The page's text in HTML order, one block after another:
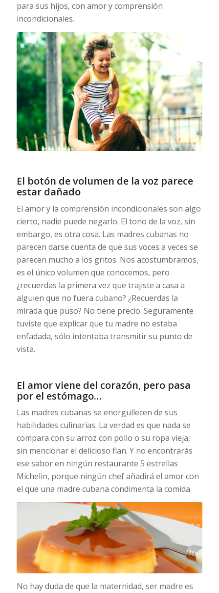
para sus hijos, con amor y comprensión
incondicionales.
El botón de volumen de la voz parece
estar dañado
El amor y la comprensión incondicionales son algo
cierto, nadie puede negarlo. El tono de la voz, sin
embargo, es otra cosa. Las madres cubanas no
parecen darse cuenta de que sus voces a veces se
parecen mucho a los gritos. Nos acostumbramos,
es el único volumen que conocemos, pero
¿recuerdas la primera vez que trajiste a casa a
alguien que no fuera cubano? ¿Recuerdas la
mirada que puso? No tiene precio. Seguramente
tuviste que explicar que tu madre no estaba
enfadada, sólo intentaba transmitir su punto de
vista.
El amor viene del corazón, pero pasa
por el estómago…
Las madres cubanas se enorgullecen de sus
habilidades culinarias. La verdad es que nada se
compara con su arroz con pollo o su ropa vieja,
sin mencionar el delicioso flan. Y no encontrarás
ese sabor en ningún restaurante 5 estrellas
Michelin, porque ningún chef añadirá el amor con
el que una madre cubana condimenta la comida.
No hay duda de que la maternidad, ser madre es